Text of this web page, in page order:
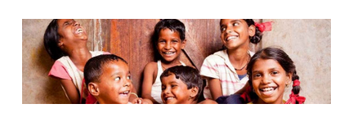
Skip
to
content